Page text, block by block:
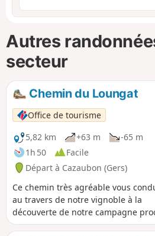
Autres
secteur
Chemin du Loungat
Office de tourisme
5,82 km
+63 m
-65 m
1h 50
Facile
Départ à Cazaubon (Gers)
Ce chemin très agréable vous
au travers de notre vignoble à la
découverte de notre campagne
et ombragée.